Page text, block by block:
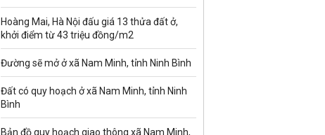
Hoàng Mai, Hà Nội đấu giá 13 thửa đất ở,
khởi điểm từ 43 triệu đồng/m2
Đường sẽ mở ở xã Nam Minh, tỉnh Ninh Bình
Đất có quy hoạch ở xã Nam Minh, tỉnh Ninh
Bình
Bản đồ quy hoạch giao thông xã Nam Minh,